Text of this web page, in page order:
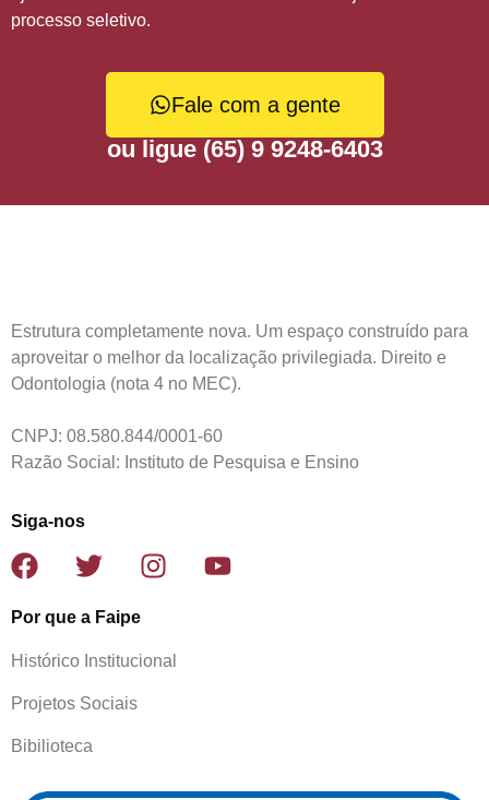
processo seletivo.
Fale com a gente
ou ligue (65) 9 9248-6403
Estrutura completamente nova. Um espaço construído para
aproveitar o melhor da localização privilegiada. Direito e
Odontologia (nota 4 no MEC).
CNPJ: 08.580.844/0001-60
Razão Social: Instituto de Pesquisa e Ensino
Siga-nos
Por que a Faipe
Histórico Institucional
Projetos Sociais
Bibilioteca